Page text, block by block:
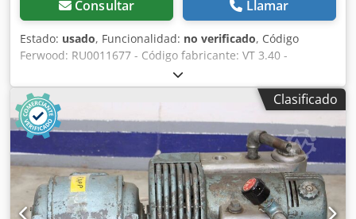
Consultar Llamar
Estado: usado, Funcionalidad: no verificado, Código
Ferwood: RU0011677 - Código fabricante: VT 3.40 -
Condición: Usada - Funcionalidad: No probada - Máquina
compatible: - Si está interesado, ofrecemos servicio de
revisión; contáctenos. 38KG - 70X46X34 Dedsyb R Tvspfx
Agysck
Clasificado